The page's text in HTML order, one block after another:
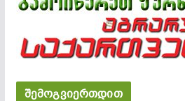
შემოგვიერთდით